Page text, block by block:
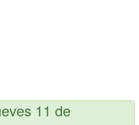
11 de